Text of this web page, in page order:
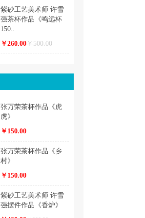
紫砂工艺美术师 许雪
强茶杯作品《鸣远杯
150..
￥260.00￥500.00
张万荣茶杯作品《虎
虎》
￥150.00
张万荣茶杯作品《乡
村》
￥150.00
紫砂工艺美术师 许雪
强摆件作品《香炉》